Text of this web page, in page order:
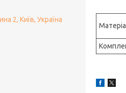
2, Київ, Україна